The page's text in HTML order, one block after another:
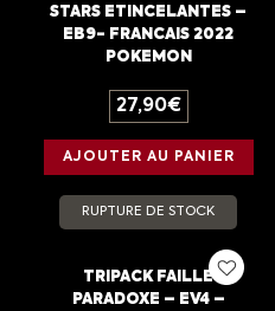
STARS ETINCELANTES –
EB9- FRANCAIS 2022
POKEMON
27,90€
AJOUTER AU PANIER
RUPTURE DE STOCK
TRIPACK FAILLE
PARADOXE – EV4 –